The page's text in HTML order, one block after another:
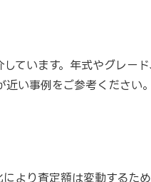
ています。年式やグレー
い事例をご参考ください。
より査定額は変動するた